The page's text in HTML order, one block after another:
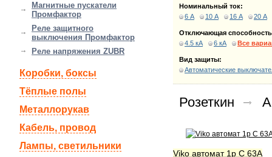
Номинальный ток:
6 А
10 А 16 А 20 А
Отключающая
4.5 кА
6 кА Все
Вид защиты:
Автоматические
Розеткин
Viko автомат 1р С 63А
Магнитные пускатели
Промфактор
Реле защитного
выключения Промфактор
Реле напряжения ZUBR
Коробки, боксы
Тёплые полы
Металлорукав
Кабель, провод
Лампы, светильники